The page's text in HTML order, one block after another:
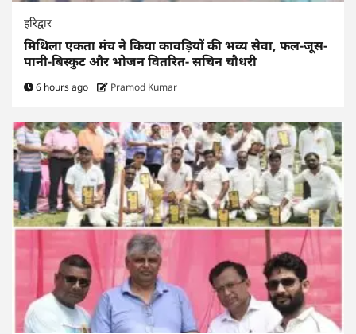
हरिद्वार
मिथिला एकता मंच ने किया कावड़ियों की भव्य सेवा, फल-जूस-
पानी-बिस्कुट और भोजन वितरित- सचिन चौधरी
6 hours ago Pramod Kumar